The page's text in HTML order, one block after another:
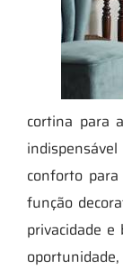
cortina para
conforto
função
privacidade